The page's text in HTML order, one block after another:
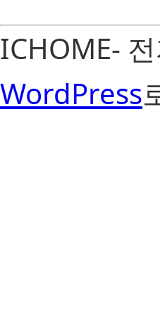
ICHOME-
WordPress